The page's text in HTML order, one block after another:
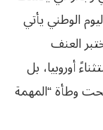
الوطني يأتي
العنف
أوروبيا، بل
وطأة “المهمة